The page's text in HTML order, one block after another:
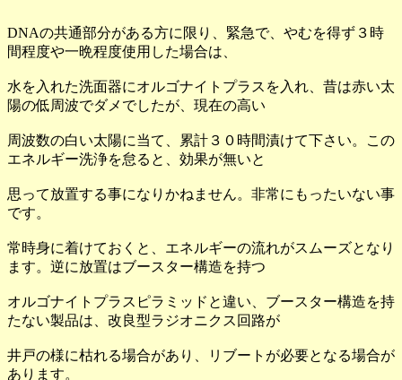
DNAの共通部分がある方に限り、緊急で、やむを得ず３時
間程度や一晩程度使用した場合は、
水を入れた洗面器にオルゴナイトプラスを入れ、昔は赤い太
陽の低周波でダメでしたが、現在の高い
周波数の白い太陽に当て、累計３０時間漬けて下さい。この
エネルギー洗浄を怠ると、効果が無いと
思って放置する事になりかねません。非常にもったいない事
です。
常時身に着けておくと、エネルギーの流れがスムーズとなり
ます。逆に放置はブースター構造を持つ
オルゴナイトプラスピラミッドと違い、ブースター構造を持
たない製品は、改良型ラジオニクス回路が
井戸の様に枯れる場合があり、リブートが必要となる場合が
あります。